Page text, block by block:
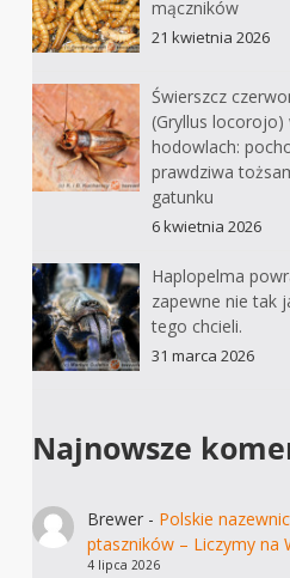
mączników
21 kwietnia 2026
Świerszcz
(Gryllus locorojo)
hodowlach:
prawdziwa
gatunku
6 kwietnia 2026
Haplopelma
zapewne nie tak
tego chcieli.
31 marca 2026
Najnowsze
Brewer- Polskie
ptaszników – Liczymy na
4 lipca 2026